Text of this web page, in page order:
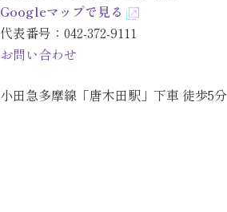
Googleマップで見る
代表番号： 042-372-9111
お問い合わせ
小田急多摩線「唐木田駅」下車 徒歩5分